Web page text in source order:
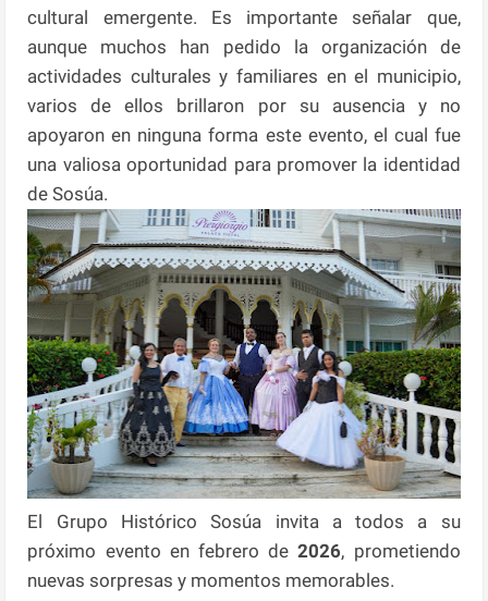
cultural emergente. Es importante señalar que,
aunque muchos han pedido la organización de
actividades culturales y familiares en el municipio,
varios de ellos brillaron por su ausencia y no
apoyaron en ninguna forma este evento, el cual fue
una valiosa oportunidad para promover la identidad
de Sosúa.
El Grupo Histórico Sosúa invita a todos a su
próximo evento en febrero de 2026, prometiendo
nuevas sorpresas y momentos memorables.